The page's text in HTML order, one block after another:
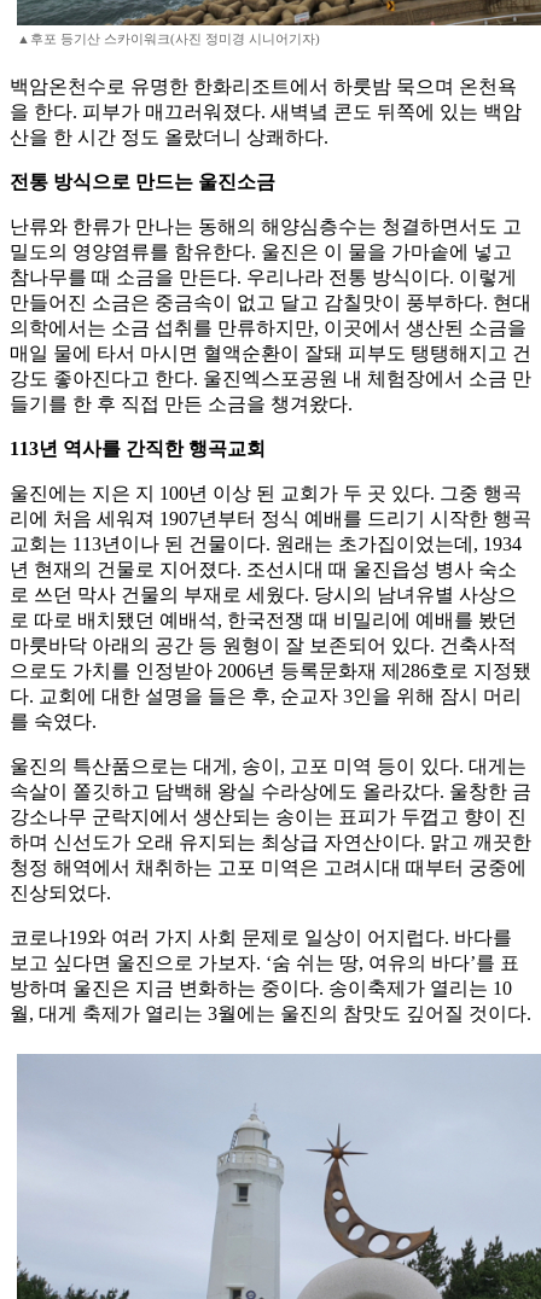
▲후포 등기산 스카이워크(사진 정미경 시니어기자)
백암온천수로 유명한 한화리조트에서 하룻밤 묵으며 온천욕
을 한다. 피부가 매끄러워졌다. 새벽녘 콘도 뒤쪽에 있는 백암
산을 한 시간 정도 올랐더니 상쾌하다.
전통 방식으로 만드는 울진소금
난류와 한류가 만나는 동해의 해양심층수는 청결하면서도 고
밀도의 영양염류를 함유한다. 울진은 이 물을 가마솥에 넣고
참나무를 때 소금을 만든다. 우리나라 전통 방식이다. 이렇게
만들어진 소금은 중금속이 없고 달고 감칠맛이 풍부하다. 현대
의학에서는 소금 섭취를 만류하지만, 이곳에서 생산된 소금을
매일 물에 타서 마시면 혈액순환이 잘돼 피부도 탱탱해지고 건
강도 좋아진다고 한다. 울진엑스포공원 내 체험장에서 소금 만
들기를 한 후 직접 만든 소금을 챙겨왔다.
113년 역사를 간직한 행곡교회
울진에는 지은 지 100년 이상 된 교회가 두 곳 있다. 그중 행곡
리에 처음 세워져 1907년부터 정식 예배를 드리기 시작한 행곡
교회는 113년이나 된 건물이다. 원래는 초가집이었는데, 1934
년 현재의 건물로 지어졌다. 조선시대 때 울진읍성 병사 숙소
로 쓰던 막사 건물의 부재로 세웠다. 당시의 남녀유별 사상으
로 따로 배치됐던 예배석, 한국전쟁 때 비밀리에 예배를 봤던
마룻바닥 아래의 공간 등 원형이 잘 보존되어 있다. 건축사적
으로도 가치를 인정받아 2006년 등록문화재 제286호로 지정됐
다. 교회에 대한 설명을 들은 후, 순교자 3인을 위해 잠시 머리
를 숙였다.
울진의 특산품으로는 대게, 송이, 고포 미역 등이 있다. 대게는
속살이 쫄깃하고 담백해 왕실 수라상에도 올라갔다. 울창한 금
강소나무 군락지에서 생산되는 송이는 표피가 두껍고 향이 진
하며 신선도가 오래 유지되는 최상급 자연산이다. 맑고 깨끗한
청정 해역에서 채취하는 고포 미역은 고려시대 때부터 궁중에
진상되었다.
코로나19와 여러 가지 사회 문제로 일상이 어지럽다. 바다를
보고 싶다면 울진으로 가보자. ‘숨 쉬는 땅, 여유의 바다’를 표
방하며 울진은 지금 변화하는 중이다. 송이축제가 열리는 10
월, 대게 축제가 열리는 3월에는 울진의 참맛도 깊어질 것이다.